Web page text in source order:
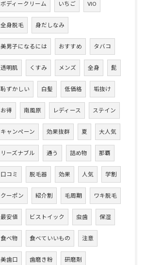
ボディークリーム いちご VIO
全身脱毛 身だしなみ
美男子になるには おすすめ タバコ
透明肌 くすみ メンズ 全身 髭
恥ずかしい 白髪 低価格 垢抜け
お得 南風原 レディース ステイン
キャンペーン 効果抜群 夏 大人気
リーズナブル 通う 詰め物 那覇
口コミ 脱毛器 効果 人気 学割
クーポン 紹介割 毛周期 ワキ脱毛
最安値 ビストイック 虫歯 保湿
食べ物 食べていいもの 注意
美歯口 歯磨き粉 研磨剤